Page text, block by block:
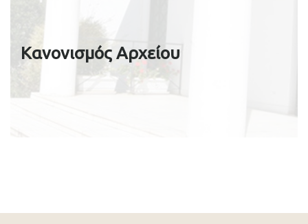
Κανονισμός Αρχείου